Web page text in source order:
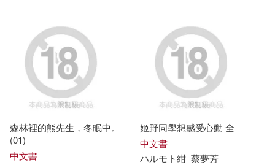
あさのハジメ(10)
たじまこと(10)
コハル(10) シャッフル(10)
三采(11)
楓書坊(11)
Welcome Music(10)
アース・スターエンターテイメン
森林裡的熊先生，冬眠中。
(01)
中文書
姬野同學想感受心動 全
中文書
ハルモト紺 蔡夢芳